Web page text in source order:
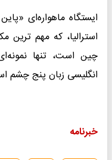
ایستگاه ماهواره‌ای
استرالیا، که مهم ترین
چین است، تنها
انگلیسی زبان پنج چشم
خبرنامه